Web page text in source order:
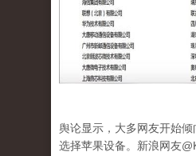
舆论显示，大多网友开始
选择苹果设备。新浪网友